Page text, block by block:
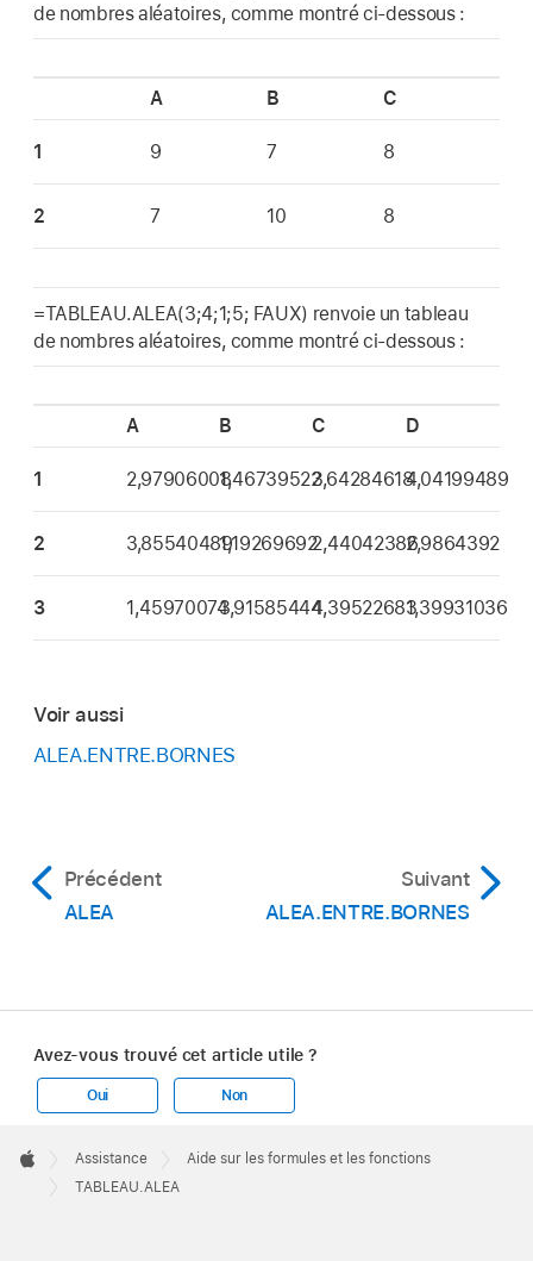
de nombres aléatoires, comme montré ci-dessous :
A B C
1 9 7 8
2 7 10 8
=TABLEAU.ALEA(3;4;1;5; FAUX) renvoie un tableau
de nombres aléatoires, comme montré ci-dessous :
A B C D
1 2,979060081,467395223,642846184,04199489
2 3,855404891,192696922,440423862,9864392
3 1,459700743,915854444,395226831,39931036
Voir aussi
ALEA.ENTRE.BORNES
Précédent
ALEA
Suivant
ALEA.ENTRE.BORNES
Avez-vous trouvé cet article utile ?
Oui Non
Footer

Apple
Assistance
Aide sur les formules et les fonctions
TABLEAU.ALEA